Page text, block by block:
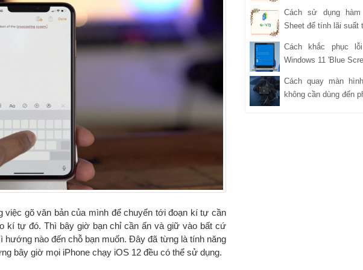
việc gõ văn bản của mình để chuyển tới đoạn kí tự cần
kí tự đó. Thì bây giờ bạn chỉ cần ấn và giữ vào bất cứ
hướng nào đến chỗ bạn muốn. Đây đã từng là tính năng
bây giờ mọi iPhone chạy iOS 12 đều có thể sử dụng.
Cách sử dụng
Sheet để tính lãi suất
Cách khắc phục
Windows 11 'Blue
Cách quay màn
không cần dùng đến